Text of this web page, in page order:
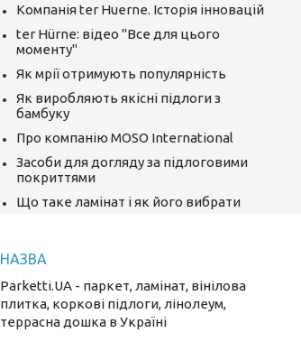
Компанія ter Huerne. Історія інновацій
ter Hürne: відео "Все для цього
моменту"
Як мрії отримують популярність
Як виробляють якісні підлоги з
бамбуку
Про компанію MOSO International
Засоби для догляду за підлоговими
покриттями
Що таке ламінат і як його вибрати
Parketti.UA - паркет, ламінат, вінілова
плитка, коркові підлоги, лінолеум,
террасна дошка в Україні